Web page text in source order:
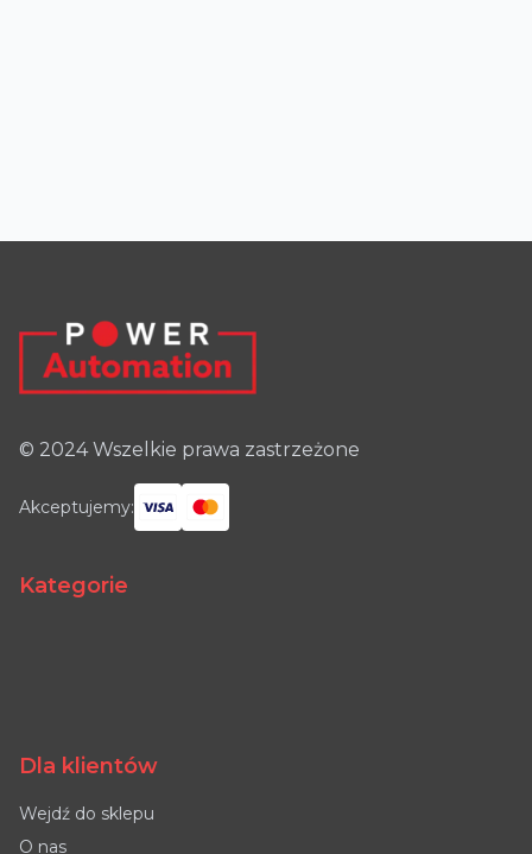
© 2024 Wszelkie prawa zastrzeżone
Akceptujemy:
Kategorie
Dla klientów
Wejdź do sklepu
O nas